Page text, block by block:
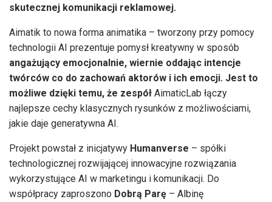
skutecznej komunikacji reklamowej.
Aimatik to nowa forma animatika – tworzony przy pomocy
technologii AI prezentuje pomysł kreatywny w sposób
angażujący emocjonalnie, wiernie oddając intencje
twórców co do zachowań aktorów i ich emocji. Jest to
możliwe dzięki temu, że zespół AimaticLab łączy
najlepsze cechy klasycznych rysunków z możliwościami,
jakie daje generatywna AI.
Projekt powstał z inicjatywy Humanverse – spółki
technologicznej rozwijającej innowacyjne rozwiązania
wykorzystujące AI w marketingu i komunikacji. Do
współpracy zaproszono Dobrą Parę – Albinę